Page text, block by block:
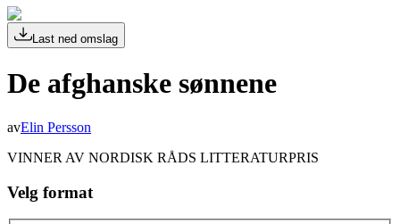
Last ned omslag
De afghanske sønnene
avElin Persson
VINNER AV NORDISK RÅDS LITTERATURPRIS
Velg format